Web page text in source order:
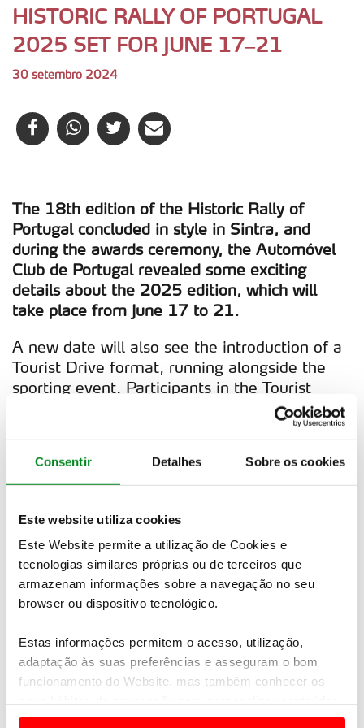
Consentir Detalhes Sobre os cookies
Este website utiliza cookies
Este Website permite a utilização de Cookies e
tecnologias similares próprias ou de terceiros que
armazenam informações sobre a navegação no seu
browser ou dispositivo tecnológico.
Estas informações permitem o acesso, utilização,
adaptação às suas preferências e asseguram o bom
funcionamento do Website, mas também conhecer os
e anúncios de modo a promover produtos e/ou serviços.
HISTORIC RALLY OF PORTUGAL
2025 SET FOR JUNE 17–21
30 setembro 2024
The 18th edition of the Historic Rally of
Portugal concluded in style in Sintra, and
during the awards ceremony, the Automóvel
Club de Portugal revealed some exciting
details about the 2025 edition, which will
take place from June 17 to 21.
A new date will also see the introduction of a
Tourist Drive format, running alongside the
sporting event. Participants in the Tourist
Drive will follow the Historic Rally of
Portugal's route, but with a more relaxed
its tourism potential, featuring activities that
showcase the unique qualities of each area
Additionally, the organization plans to further
promote the Low Average Speed format,
aimed at older cars. This format was already
in place this year for the Historic Rally of
was won by the French duo Eric Lataste and
Daniel Trevisanut, driving a 1963 Alfa Romeo
Giulietta Sprint.